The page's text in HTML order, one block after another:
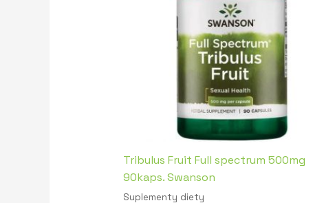
Tribulus Fruit Full spectrum 500mg
90kaps. Swanson
Suplementy diety